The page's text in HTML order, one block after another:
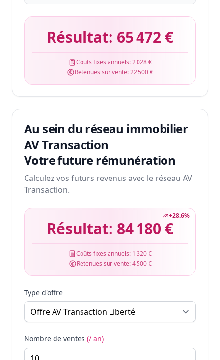
Résultat: 65 472 €
Coûts fixes annuels:2 028 €
Retenues sur vente:22 500 €
Au sein du réseau immobilier
AV Transaction
Votre future rémunération
Calculez vos futurs revenus avec le réseau AV
Transaction.
+28.6%
Résultat: 84 180 €
Coûts fixes annuels: 1 320 €
Retenues sur vente:4 500 €
Type d'offre
Nombre de ventes (/ an)